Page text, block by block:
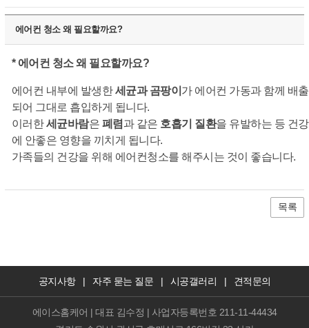
에어컨 청소 왜 필요할까요?
* 에어컨 청소 왜 필요할까요?
에어컨 내부에 발생한세균과 곰팡이 가 에어컨 가동과 함께 배출
되어 그대로 흡입하게 됩니다.
이러한세균바람은 폐렴 과 같은 호흡기 질환을 유발하는 등 건강
에 안좋은 영향을 끼치게 됩니다.
가족들의 건강을 위해 에어컨청소를 해주시는 것이 좋습니다.
목록
공지사항 | 자주 묻는 질문 | 시공갤러리 | 견적문의
에이스홈케어 | 대표 김수정 | 사업자등록번호 211-11-44434